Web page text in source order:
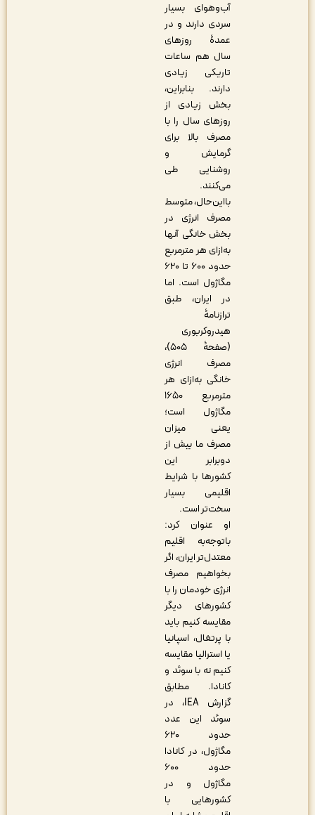
آب‌وهوای بسیار
سردی دارند و در
عمدۀ روزهای
سال هم ساعات
تاریکی زیادی
دارند. بنابراین،
بخش زیادی از
روزهای سال را با
مصرف بالا برای
گرمایش و
روشنایی طی
بااین‌حال، متوسط
مصرف انرژی در
بخش خانگی آنها
به‌ازای هر مترمربع
حدود ۶۰۰ تا ۶۲۰
مگاژول است. اما
در ایران، طبق
هیدروکربوری
مصرف انرژی
خانگی به‌ازای هر
مترمربع ۱۶۵۰
مگاژول است؛
یعنی میزان
مصرف ما بیش از
دوبرابر این
کشورها با شرایط
اقلیمی بسیار
سخت‌تر است.
او عنوان کرد:
باتوجه‌به اقلیم
معتدل‌تر ایران، اگر
بخواهیم مصرف
انرژی خودمان را با
کشورهای دیگر
مقایسه کنیم باید
با پرتغال، اسپانیا
یا استرالیا مقایسه
کنیم نه با سوئد و
کانادا. مطابق
گزارش IEA، در
سوئد این عدد
حدود ۶۲۰
مگاژول، در کانادا
حدود ۶۰۰
مگاژول و در
کشورهایی با